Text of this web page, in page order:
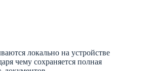
локально на устройстве
чему сохраняется полная